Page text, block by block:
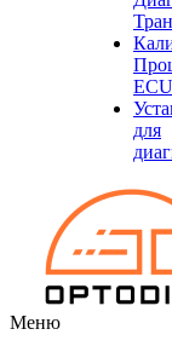
ECU
для
Меню